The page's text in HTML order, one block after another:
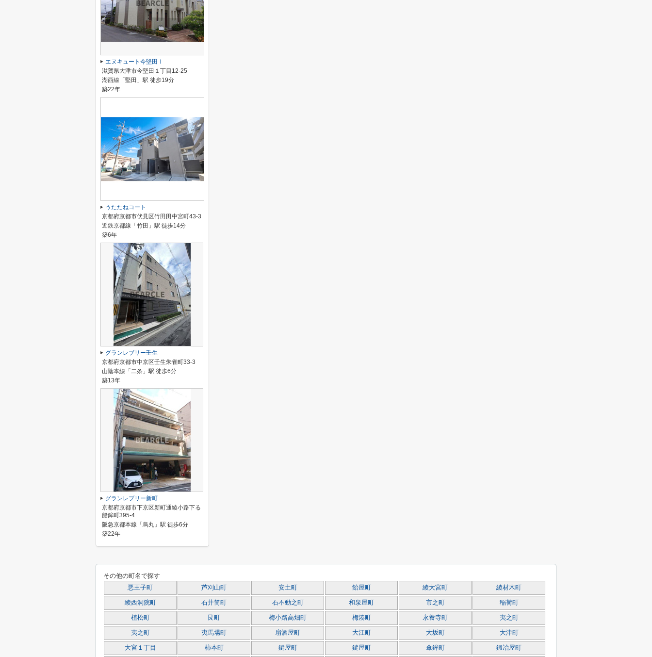
エヌキュート今堅田Ⅰ
滋賀県大津市今堅田１丁目12-25
湖西線「堅田」駅 徒歩19分
築22年
うたたねコート
京都府京都市伏見区竹田田中宮町43-3
近鉄京都線「竹田」駅 徒歩14分
築6年
グランレブリー壬生
京都府京都市中京区壬生朱雀町33-3
山陰本線「二条」駅 徒歩6分
築13年
グランレブリー新町
京都府京都市下京区新町通綾小路下る
船鉾町395-4
阪急京都本線「烏丸」駅 徒歩6分
築22年
その他の町名で探す
悪王子町 芦刈山町 安土町 飴屋町 綾大宮町 綾材木町
綾西洞院町 石井筒町 石不動之町 和泉屋町 市之町 稲荷町
植松町 艮町 梅小路高畑町 梅湊町 永養寺町 夷之町
夷之町 夷馬場町 扇酒屋町 大江町 大坂町 大津町
大宮１丁目 柿本町 鍵屋町 鍵屋町 傘鉾町 鍛冶屋町